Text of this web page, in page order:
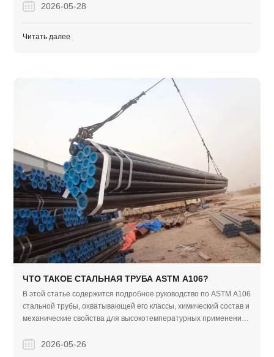
высококачественные, бездефектные трубопроводные решения,
2026-05-28
Читать далее
ЧТО ТАКОЕ СТАЛЬНАЯ ТРУБА ASTM A106?
В этой статье содержится подробное руководство по ASTM A106
стальной трубы, охватывающей его классы, химический состав и
механические свойства для высокотемпературных применений.
строгий контроль качества для глобальных промышленных
2026-05-26